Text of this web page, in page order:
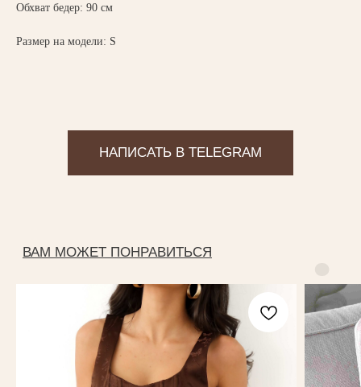
Обхват бедер: 90 см
Размер на модели: S
ИП Федоренко Яна Алексеевна
ОГРНИП: 320151300022331
New collection